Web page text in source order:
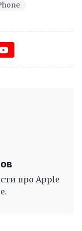
про Apple